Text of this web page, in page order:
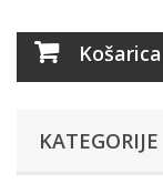
Košarica
KATEGORIJE